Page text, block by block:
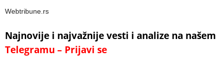
Webtribune.rs
Najnovije i najvažnije vesti i analize na našem
Telegramu – Prijavi se